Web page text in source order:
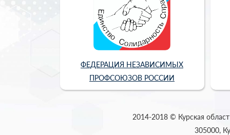
ФЕДЕРАЦИЯ НЕЗАВИСИМЫХ
ПРОФСОЮЗОВ РОССИИ
2014-2018 © Курская
305000,